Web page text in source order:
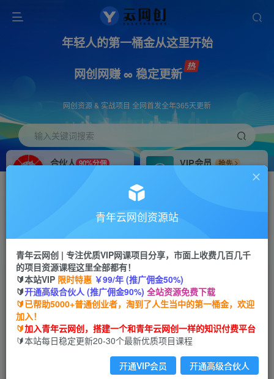
年轻人的第一桶金从这里开始
网创网赚 ∞ 稳定更新
网创资源 & 实战项目 全网首发全年365天更新
输入关键词搜索
合伙人 90%分佣
VIP会员
抢先
搭建同款网站，自己当老板
首页 创业课程 会员免费 正文
苹果小游戏无限撸红包，单机一小时15～20左右
全程不用看广告【揭秘】
青年云网创
2年前发布
关注 私信
青年云网创资源站
青年云网创 | 专注优质VIP网课项目分享，市面上收费几百几千
的项目资源课程这里全部都有！
🔰本站VIP 限时特惠 ￥99/年 (推广佣金50%)
🔰开通高级合伙人 (推广佣金90%) 全站资源免费下载
🔰已帮助5000+普通创业者，淘到了人生当中的第一桶金，欢迎
加入！
🔰加入青年云网创，搭建一个和青年云网创一样的知识付费平台
🔰本站每日稳定更新20-30个最新优质项目课程
开通VIP会员 开通高级合伙人